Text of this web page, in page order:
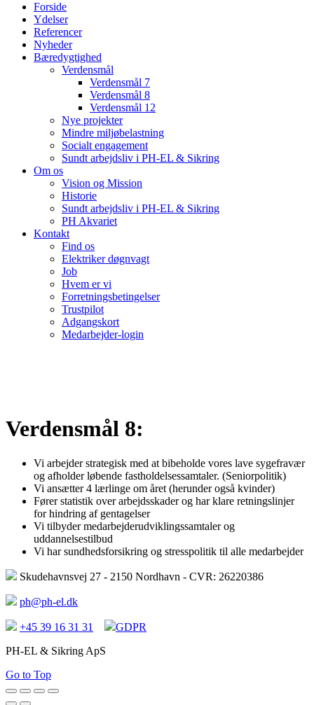
Forside
Ydelser
Referencer
Nyheder
Bæredygtighed
Verdensmål
Verdensmål 7
Verdensmål 8
Verdensmål 12
Nye projekter
Mindre miljøbelastning
Socialt engagement
Sundt arbejdsliv i PH-EL & Sikring
Om os
Vision og Mission
Historie
Sundt arbejdsliv i PH-EL & Sikring
PH Akvariet
Kontakt
Find os
Elektriker døgnvagt
Job
Hvem er vi
Forretningsbetingelser
Trustpilot
Adgangskort
Medarbejder-login
Verdensmål 8:
Vi arbejder strategisk med at bibeholde vores lave sygefravær
og afholder løbende fastholdelsessamtaler. (Seniorpolitik)
Vi ansætter 4 lærlinge om året (herunder også kvinder)
Fører statistik over arbejdsskader og har klare retningslinjer
for hindring af gentagelser
Vi tilbyder medarbejderudviklingssamtaler og
uddannelsestilbud
Vi har sundhedsforsikring og stresspolitik til alle medarbejder
Skudehavnsvej 27 - 2150 Nordhavn - CVR: 26220386
ph@ph-el.dk
+45 39 16 31 31
GDPR
PH-EL & Sikring ApS
Go to Top